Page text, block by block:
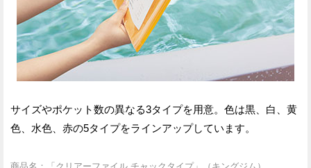
サイズやポケット数の異なる3タイプを用意。色は黒、白、黄
色、水色、赤の5タイプをラインアップしています。